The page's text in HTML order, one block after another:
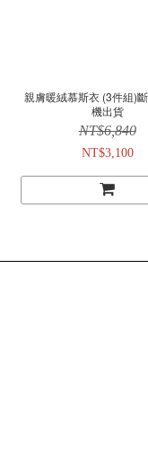
親膚暖絨慕斯衣 (3件組)
機出貨
NT$6,840
NT$3,100